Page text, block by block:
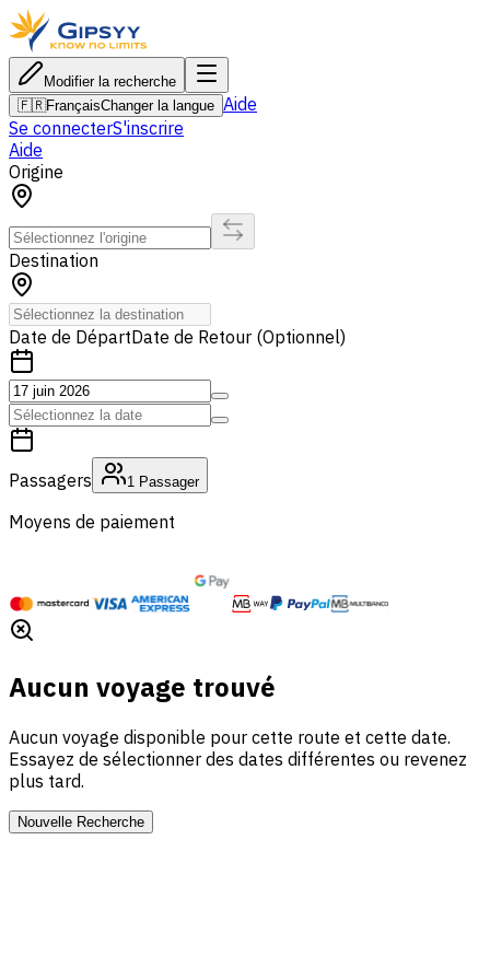
Modifier la recherche
🇫🇷FrançaisChanger la langue Aide
Se connecterS'inscrire
Aide
Origine
Destination
Date de DépartDate de Retour (Optionnel)
Passagers 1 Passager
Moyens de paiement
Aucun voyage trouvé
Aucun voyage disponible pour cette route et cette date.
Essayez de sélectionner des dates différentes ou revenez
plus tard.
Nouvelle Recherche